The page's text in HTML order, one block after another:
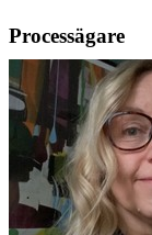
Processägare